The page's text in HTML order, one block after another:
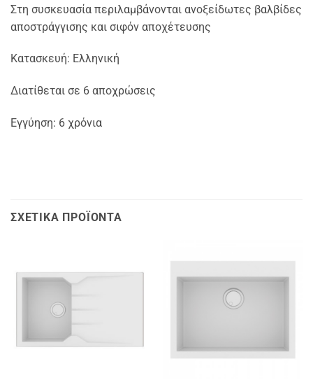
Στη συσκευασία περιλαμβάνονται ανοξείδωτες βαλβίδες
αποστράγγισης και σιφόν αποχέτευσης
Κατασκευή: Ελληνική
Διατίθεται σε 6 αποχρώσεις
Εγγύηση: 6 χρόνια
ΣΧΕΤΙΚΆ ΠΡΟΪΌΝΤΑ